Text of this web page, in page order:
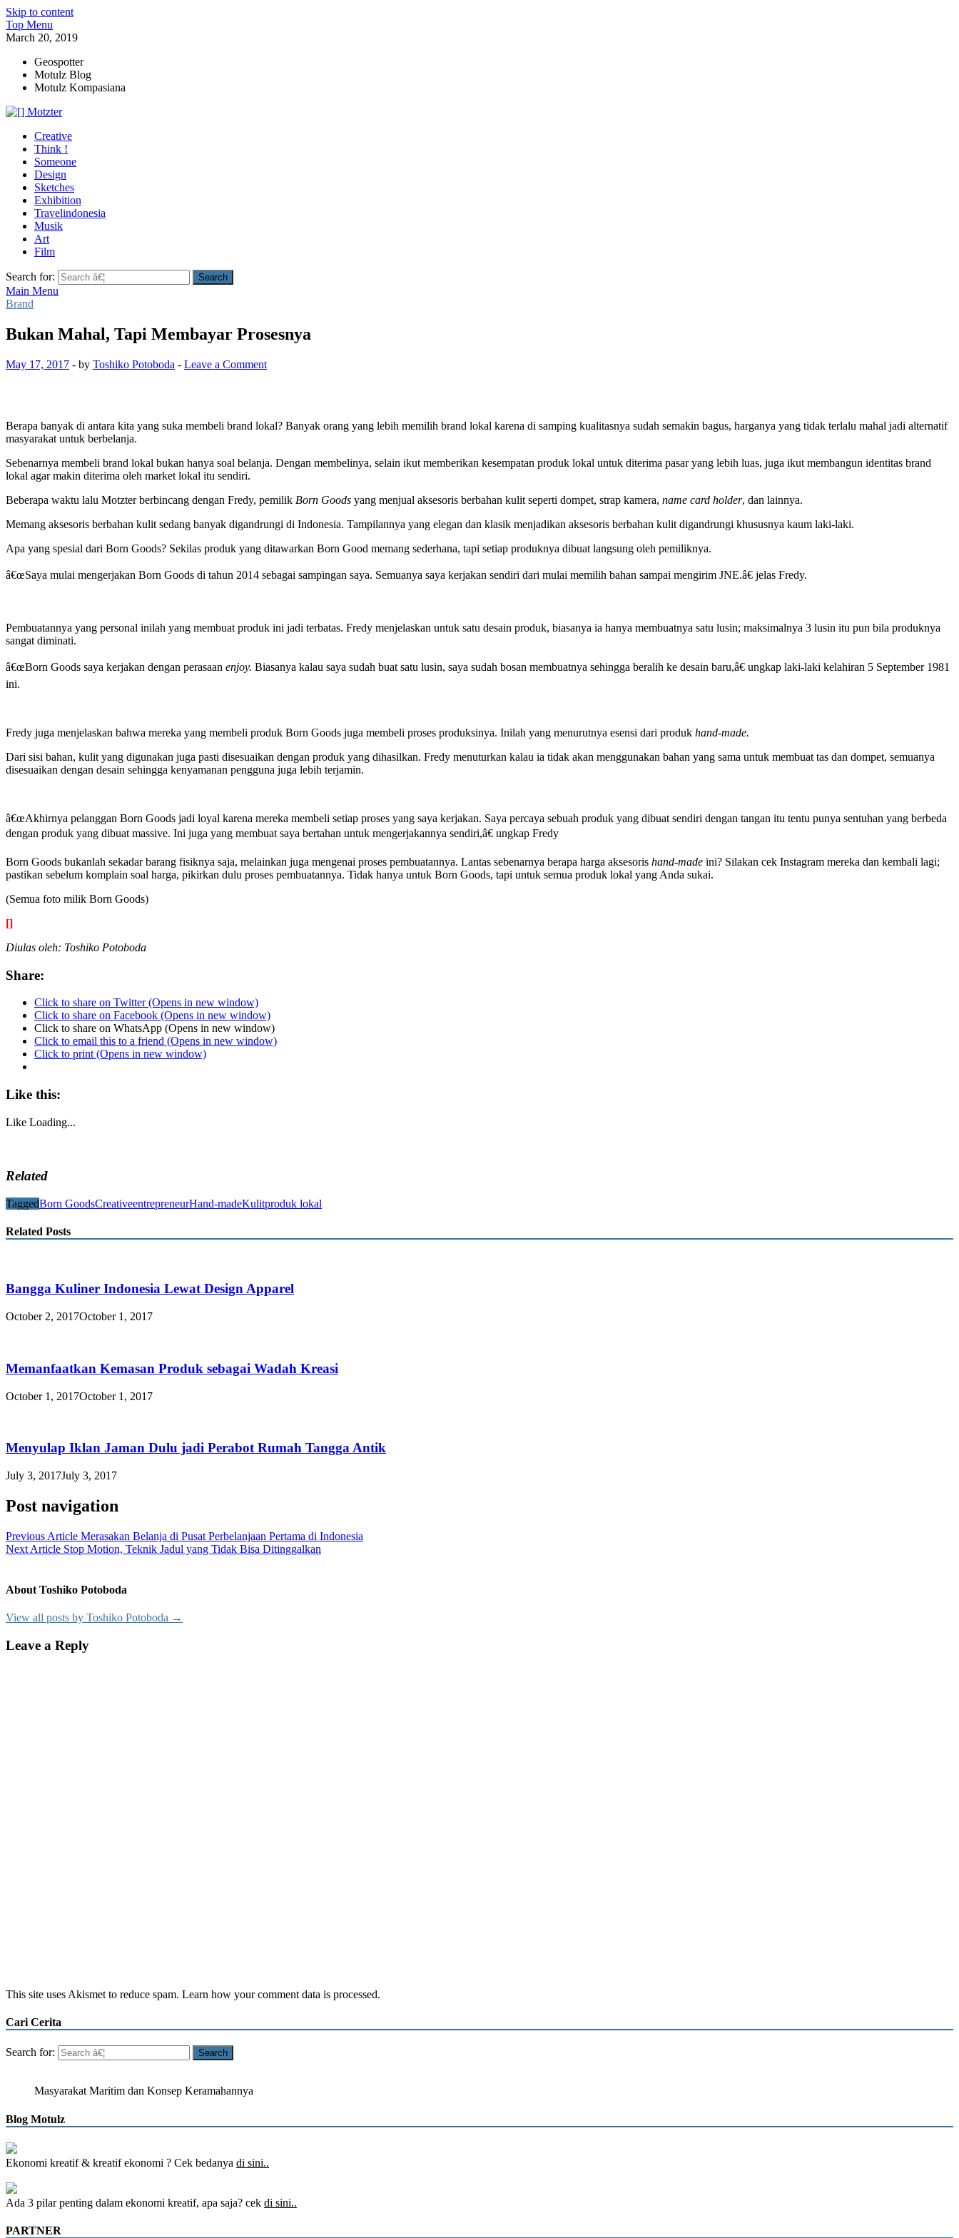
Skip to content
Top Menu
March 20, 2019
Geospotter
Motulz Blog
Motulz Kompasiana
[] Motzter
Cerita Ide Kreatif
Creative
Think !
Someone
Design
Sketches
Exhibition
Travelindonesia
Musik
Art
Film
Search for:
Main Menu
Brand
Bukan Mahal, Tapi Membayar Prosesnya
May 17, 2017 - by Toshiko Potoboda - Leave a Comment
Berapa banyak di antara kita yang suka membeli brand lokal? Banyak orang yang lebih memilih brand lokal karena di samping kualitasnya sudah semakin bagus, harganya yang tidak terlalu mahal jadi alternatif
masyarakat untuk berbelanja.
Sebenarnya membeli brand lokal bukan hanya soal belanja. Dengan membelinya, selain ikut memberikan kesempatan produk lokal untuk diterima pasar yang lebih luas, juga ikut membangun identitas brand
lokal agar makin diterima oleh market lokal itu sendiri.
Beberapa waktu lalu Motzter berbincang dengan Fredy, pemilik Born Goods yang menjual aksesoris berbahan kulit seperti dompet, strap kamera, name card holder, dan lainnya.
Memang aksesoris berbahan kulit sedang banyak digandrungi di Indonesia. Tampilannya yang elegan dan klasik menjadikan aksesoris berbahan kulit digandrungi khususnya kaum laki-laki.
Apa yang spesial dari Born Goods? Sekilas produk yang ditawarkan Born Good memang sederhana, tapi setiap produknya dibuat langsung oleh pemiliknya.
â€œSaya mulai mengerjakan Born Goods di tahun 2014 sebagai sampingan saya. Semuanya saya kerjakan sendiri dari mulai memilih bahan sampai mengirim JNE.â€ jelas Fredy.
Pembuatannya yang personal inilah yang membuat produk ini jadi terbatas. Fredy menjelaskan untuk satu desain produk, biasanya ia hanya membuatnya satu lusin; maksimalnya 3 lusin itu pun bila produknya
sangat diminati.
â€œBorn Goods saya kerjakan dengan perasaan enjoy. Biasanya kalau saya sudah buat satu lusin, saya sudah bosan membuatnya sehingga beralih ke desain baru,â€ ungkap laki-laki kelahiran 5 September 1981
ini.
Fredy juga menjelaskan bahwa mereka yang membeli produk Born Goods juga membeli proses produksinya. Inilah yang menurutnya esensi dari produk hand-made.
Dari sisi bahan, kulit yang digunakan juga pasti disesuaikan dengan produk yang dihasilkan. Fredy menuturkan kalau ia tidak akan menggunakan bahan yang sama untuk membuat tas dan dompet, semuanya
disesuaikan dengan desain sehingga kenyamanan pengguna juga lebih terjamin.
â€œAkhirnya pelanggan Born Goods jadi loyal karena mereka membeli setiap proses yang saya kerjakan. Saya percaya sebuah produk yang dibuat sendiri dengan tangan itu tentu punya sentuhan yang berbeda
dengan produk yang dibuat massive. Ini juga yang membuat saya bertahan untuk mengerjakannya sendiri,â€ ungkap Fredy
Born Goods bukanlah sekadar barang fisiknya saja, melainkan juga mengenai proses pembuatannya. Lantas sebenarnya berapa harga aksesoris hand-made ini? Silakan cek Instagram mereka dan kembali lagi;
pastikan sebelum komplain soal harga, pikirkan dulu proses pembuatannya. Tidak hanya untuk Born Goods, tapi untuk semua produk lokal yang Anda sukai.
(Semua foto milik Born Goods)
[]
Diulas oleh: Toshiko Potoboda
Share:
Click to share on Twitter (Opens in new window)
Click to share on Facebook (Opens in new window)
Click to share on WhatsApp (Opens in new window)
Click to email this to a friend (Opens in new window)
Click to print (Opens in new window)
Like this:
Like Loading...
Related
TaggedBorn GoodsCreativeentrepreneurHand-madeKulitproduk lokal
Related Posts
Bangga Kuliner Indonesia Lewat Design Apparel
October 2, 2017October 1, 2017
Memanfaatkan Kemasan Produk sebagai Wadah Kreasi
October 1, 2017October 1, 2017
Menyulap Iklan Jaman Dulu jadi Perabot Rumah Tangga Antik
July 3, 2017July 3, 2017
Post navigation
Previous Article Merasakan Belanja di Pusat Perbelanjaan Pertama di Indonesia
Next Article Stop Motion, Teknik Jadul yang Tidak Bisa Ditinggalkan
About Toshiko Potoboda
View all posts by Toshiko Potoboda →
Leave a Reply
This site uses Akismet to reduce spam. Learn how your comment data is processed.
Cari Cerita
Search for:
Masyarakat Maritim dan Konsep Keramahannya
Blog Motulz
Ekonomi kreatif & kreatif ekonomi ? Cek bedanya di sini..
Ada 3 pilar penting dalam ekonomi kreatif, apa saja? cek di sini..
PARTNER